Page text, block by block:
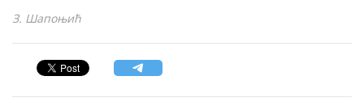
З. Шапоњић